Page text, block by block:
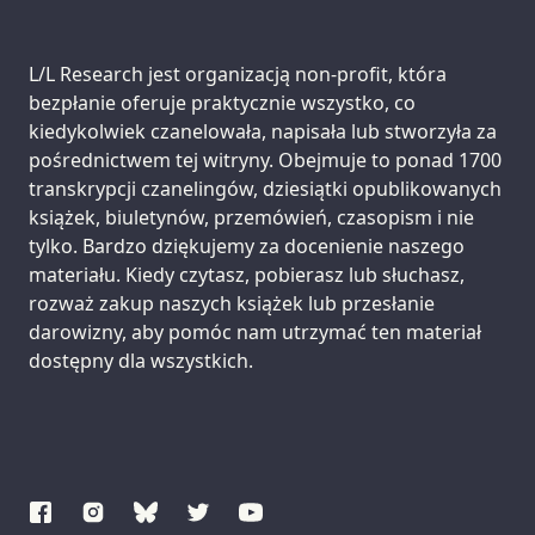
Support us:
L/L Research jest organizacją non-profit, która
bezpłanie oferuje praktycznie wszystko, co
kiedykolwiek czanelowała, napisała lub stworzyła za
pośrednictwem tej witryny. Obejmuje to ponad 1700
transkrypcji czanelingów, dziesiątki opublikowanych
książek, biuletynów, przemówień, czasopism i nie
tylko. Bardzo dziękujemy za docenienie naszego
materiału. Kiedy czytasz, pobierasz lub słuchasz,
rozważ zakup naszych książek lub przesłanie
darowizny, aby pomóc nam utrzymać ten materiał
dostępny dla wszystkich.